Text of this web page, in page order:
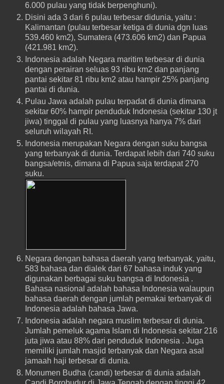
6.000 pulau yang tidak berpenghuni).
Disini ada 3 dari 6 pulau terbesar didunia, yaitu :
Kalimantan (pulau terbesar ketiga di dunia dgn luas
539.460 km2), Sumatera (473.606 km2) dan Papua
(421.981 km2).
Indonesia adalah Negara maritim terbesar di dunia
dengan perairan seluas 93 ribu km2 dan panjang
pantai sekitar 81 ribu km2 atau hampir 25% panjang
pantai di dunia.
Pulau Jawa adalah pulau terpadat di dunia dimana
sekitar 60% hampir penduduk Indonesia (sekitar 130 jt
jiwa) tinggal di pulau yang luasnya hanya 7% dari
seluruh wilayah RI.
Indonesia merupakan Negara dengan suku bangsa
yang terbanyak di dunia. Terdapat lebih dari 740 suku
bangsa/etnis, dimana di Papua saja terdapat 270
suku.
Negara dengan bahasa daerah yang terbanyak, yaitu,
583 bahasa dan dialek dari 67 bahasa induk yang
digunakan berbagai suku bangsa di Indonesia .
Bahasa nasional adalah bahasa Indonesia walaupun
bahasa daerah dengan jumlah pemakai terbanyak di
Indonesia adalah bahasa Jawa.
Indonesia adalah negara muslim terbesar di dunia.
Jumlah pemeluk agama Islam di Indonesia sekitar 216
juta jiwa atau 88% dari penduduk Indonesia . Juga
memiliki jumlah masjid terbanyak dan Negara asal
jamaah haji terbesar di dunia.
Monumen Budha (candi) terbesar di dunia adalah